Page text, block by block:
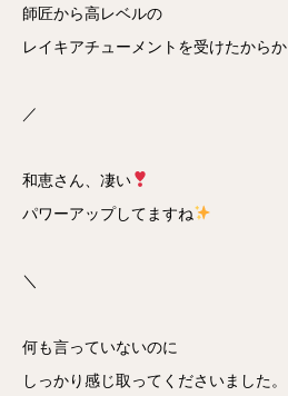
師匠から高レベルの
レイキアチューメントを受けたからか
／
和恵さん、凄い
パワーアップしてますね
＼
何も言っていないのに
しっかり感じ取ってくださいました。